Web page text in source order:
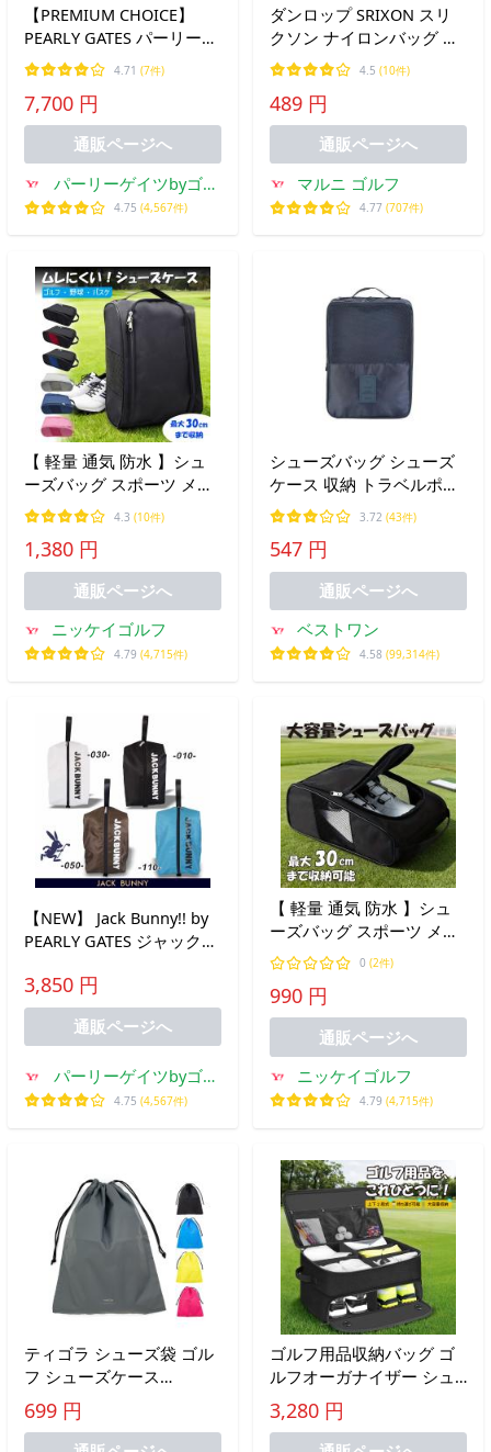
【PREMIUM CHOICE】
PEARLY GATES パーリーゲ
イツ ニュー定番系 シグネ
チャーシリーズ シューズ
ケース 053-4184170/23D
【2024-WEB限定アイテ
4.71 (7件)
7,700 円
通販ページへ
パーリーゲイツbyゴル
フウエーブ
4.75 (4,567件)
ダンロップ SRIXON スリ
クソン ナイロンバッグ シ
ューズケース 巾着型
4.5 (10件)
489 円
通販ページへ
マルニ ゴルフ
4.77 (707件)
【 軽量 通気 防水 】シュ
ーズバッグ スポーツ メン
ズ レディース ゴルフ シュ
ーズケース 靴入れ 30cm
対応 ジム 旅行 部活 通勤
出張 収納 メッシュ 爆買
4.3 (10件)
1,380 円
通販ページへ
ニッケイゴルフ
4.79 (4,715件)
シューズバッグ シューズ
ケース 収納 トラベルポー
チ 収納ポーチ 靴入れ 生活
防水 ゴルフ 旅行 アウトド
ア ジム ((S
3.72 (43件)
547 円
通販ページへ
ベストワン
4.58 (99,314件)
【NEW】 Jack Bunny!! by
PEARLY GATES ジャックバ
ス 262-6284808/26C【正規
品】
3,850 円
通販ページへ
パーリーゲイツbyゴル
フウエーブ
4.75 (4,567件)
【 軽量 通気 防水 】シュ
ーズバッグ スポーツ メン
ズ レディース ゴルフ シュ
ーズケース 靴入れ 30cm
対応 ジム 旅行 部活 通勤
出張 収納 メッシュ 爆買
0 (2件)
990 円
通販ページへ
ニッケイゴルフ
4.79 (4,715件)
ティゴラ シューズ袋 ゴル
フ シューズケース
TIGORA
699 円
ゴルフ用品収納バッグ ゴ
ルフオーガナイザー シュ
ーズバッグ 2段式 大容量
可動式仕切り 通気孔 撥水
トランク収納 ゴルフウェ
3,280 円